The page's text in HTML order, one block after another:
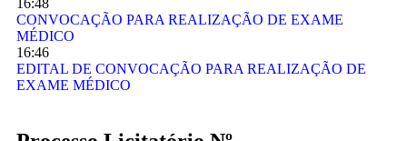
16:48
CONVOCAÇÃO PARA REALIZAÇÃO DE EXAME
MÉDICO
16:46
EDITAL DE CONVOCAÇÃO PARA REALIZAÇÃO DE
EXAME MÉDICO